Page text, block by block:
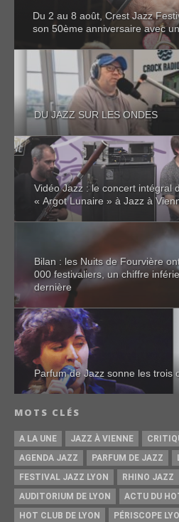
Du 2 au 8 août, Crest Jazz
son 50ème anniversaire avec
DU JAZZ SUR LES ONDES
Vidéo Jazz : le concert intégral
« Argot Lunaire » à Jazz à
Bilan : les Nuits de Fourvière
000 festivaliers, un chiffre
dernière
Parfum de Jazz sonne les trois
MOTS CLÉS
A LA UNE JAZZ À VIENNE
AGENDA JAZZ
PARFUM DE JAZZ
FESTIVAL JAZZ LYON
RHINO JAZZ
AUDITORIUM DE LYON
ACTU DU
HOT CLUB DE LYON
PÉRISCOPE